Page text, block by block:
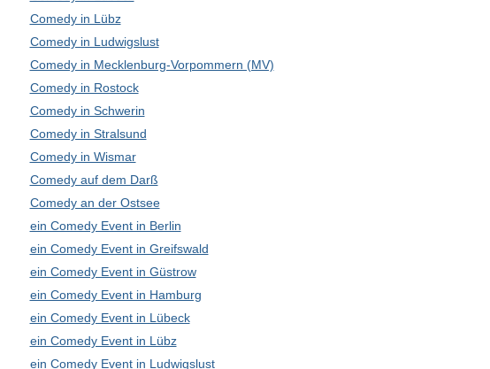
Comedy in Lübz
Comedy in Ludwigslust
Comedy in Mecklenburg-Vorpommern (MV)
Comedy in Rostock
Comedy in Schwerin
Comedy in Stralsund
Comedy in Wismar
Comedy auf dem Darß
Comedy an der Ostsee
ein Comedy Event in Berlin
ein Comedy Event in Greifswald
ein Comedy Event in Güstrow
ein Comedy Event in Hamburg
ein Comedy Event in Lübeck
ein Comedy Event in Lübz
ein Comedy Event in Ludwigslust